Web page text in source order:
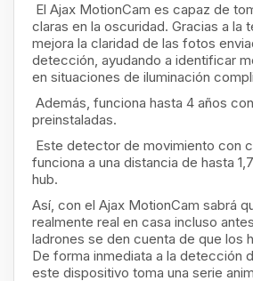
El Ajax MotionCam es capaz de
claras en la oscuridad. Gracias a la
mejora la claridad de las fotos
detección, ayudando a identificar
en situaciones de iluminación
Además, funciona hasta 4 años
preinstaladas.
Este detector de movimiento con
funciona a una distancia de hasta
hub.
Así, con el Ajax MotionCam sabrá
realmente real en casa incluso
ladrones se den cuenta de que los
De forma inmediata a la detección
este dispositivo toma una serie